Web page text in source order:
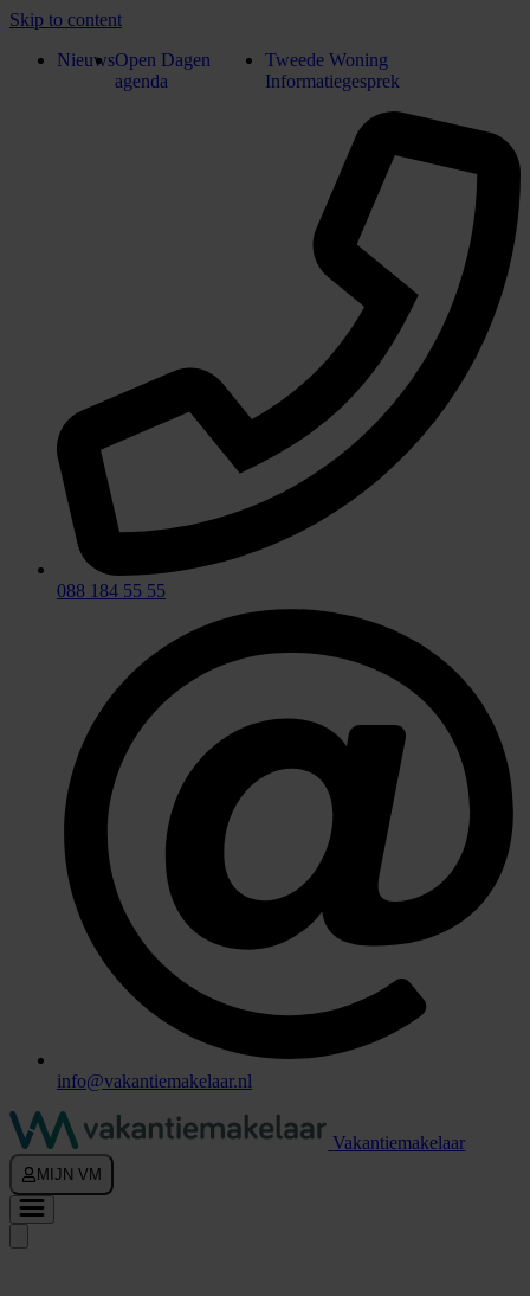
Skip to content
NieuwsOpen Dagen
agenda
Tweede Woning
Informatiegesprek
088 184 55 55
info@vakantiemakelaar.nl
Vakantiemakelaar
MIJN VM